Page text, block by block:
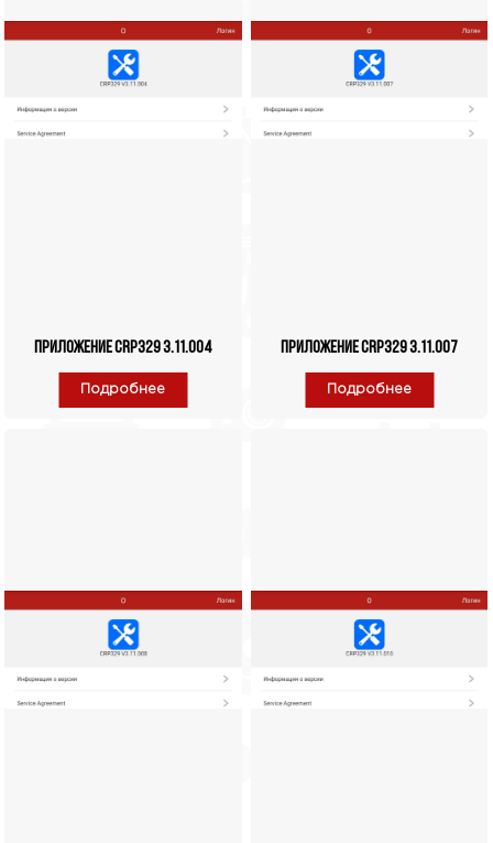
Приложение CRP329 3.11.004
Подробнее
Приложение CRP329 3.11.007
Подробнее